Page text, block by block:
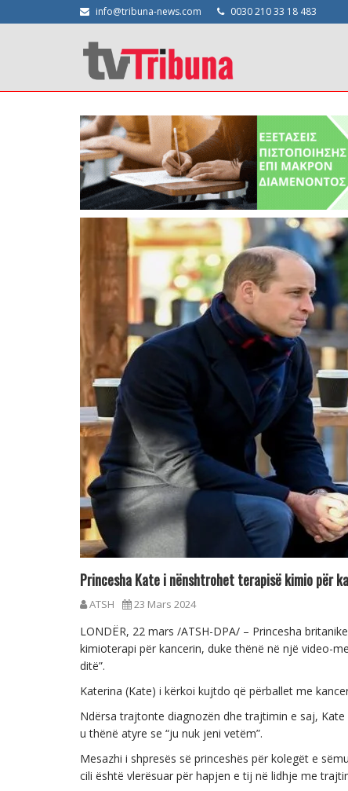
info@tribuna-news.com 0030 210 33 18 483
Princesha Kate i nënshtrohet terapisë kimio për
ATSH 23 Mars 2024
LONDËR, 22 mars /ATSH-DPA/ – Princesha
kimioterapi për kancerin, duke thënë në një video-
ditë”.
Katerina (Kate) i kërkoi kujtdo që përballet me
Ndërsa trajtonte diagnozën dhe trajtimin e saj,
u thënë atyre se “ju nuk jeni vetëm”.
Mesazhi i shpresës së princeshës për kolegët e
cili është vlerësuar për hapjen e tij në lidhje me